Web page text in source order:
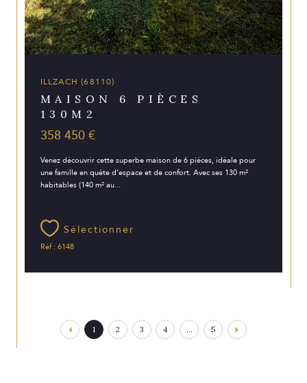
ILLZACH (68110)
MAISON 6 PIÈCES
130M2
358 450 €
Venez découvrir cette superbe maison de 6 pièces, idéale pour
une famille en quête d’espace et de confort. Avec ses 130 m²
habitables (140 m² au...
Sélectionner
Réf : 6148
1 2 3 4 ... 5